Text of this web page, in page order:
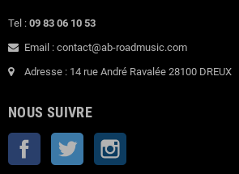
Tel : 09 83 06 10 53
Email : contact@ab-roadmusic.com
Adresse : 14 rue André Ravalée 28100 DREUX
NOUS SUIVRE
Facebook Twitter